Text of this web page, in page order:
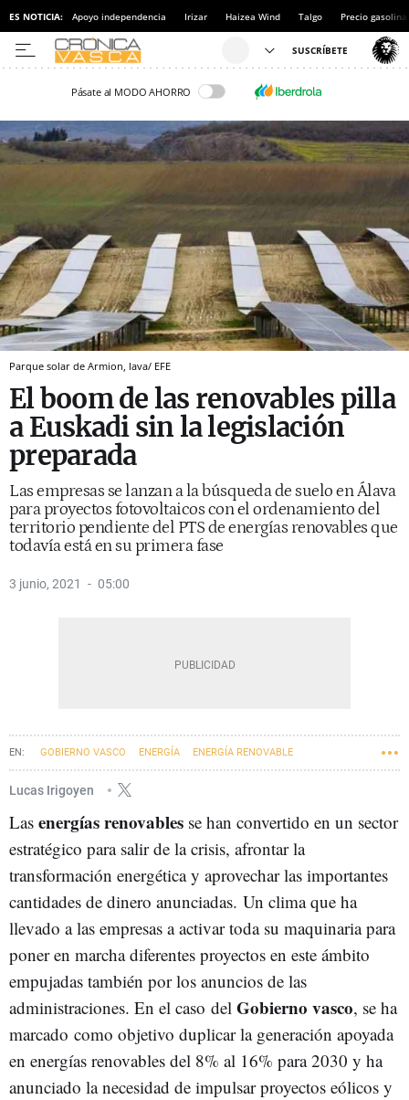
ES NOTICIA: Apoyo independencia Irizar Haizea Wind Talgo Precio gasolina
Pásate al MODO AHORRO
Parque solar de Armion, lava/ EFE
El boom de las renovables pilla
a Euskadi sin la legislación
preparada
Las empresas se lanzan a la búsqueda de suelo en Álava
para proyectos fotovoltaicos con el ordenamiento del
territorio pendiente del PTS de energías renovables que
todavía está en su primera fase
3 junio, 2021 05:00
GOBIERNO VASCO ENERGÍA ENERGÍA RENOVABLE
Lucas Irigoyen
Las energías renovables se han convertido en un sector
estratégico para salir de la crisis, afrontar la
transformación energética y aprovechar las importantes
cantidades de dinero anunciadas. Un clima que ha
llevado a las empresas a activar toda su maquinaria para
poner en marcha diferentes proyectos en este ámbito
empujadas también por los anuncios de las
administraciones. En el caso del Gobierno vasco, se ha
marcado como objetivo duplicar la generación apoyada
en energías renovables del 8% al 16% para 2030 y ha
anunciado la necesidad de impulsar proyectos eólicos y